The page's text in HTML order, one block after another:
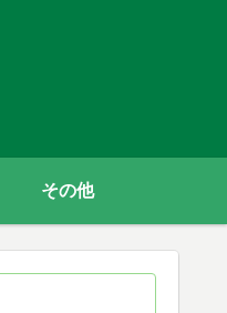
その他